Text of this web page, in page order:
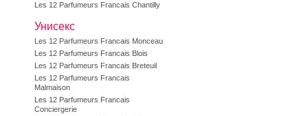
Les 12 Parfumeurs Francais Chantilly
Унисекс
Les 12 Parfumeurs Francais Monceau
Les 12 Parfumeurs Francais Blois
Les 12 Parfumeurs Francais Breteuil
Les 12 Parfumeurs Francais
Malmaison
Les 12 Parfumeurs Francais
Conciergerie